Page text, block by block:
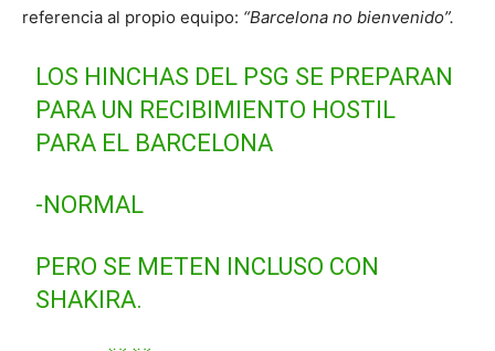
referencia al propio equipo: “Barcelona no bienvenido”.
LOS HINCHAS DEL PSG SE PREPARAN
PARA UN RECIBIMIENTO HOSTIL
PARA EL BARCELONA
-NORMAL
PERO SE METEN INCLUSO CON
SHAKIRA.